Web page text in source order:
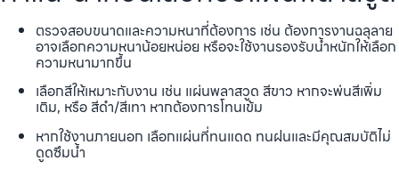
ตรวจสอบขนาดและความหนาที่ต้องการ เช่น ต้องการงานฉลุลาย
อาจเลือกความหนาน้อยหน่อย หรือจะใช้งานรองรับน้ำหนักให้เลือก
ความหนามากขึ้น
เลือกสีให้เหมาะกับงาน เช่น แผ่นพลาสวูด สีขาว หากจะพ่นสีเพิ่ม
เติม, หรือ สีดำ/สีเทา หากต้องการโทนเข้ม
หากใช้งานภายนอก เลือกแผ่นที่ทนแดด ทนฝนและมีคุณสมบัติไม่
ดูดซึมน้ำ